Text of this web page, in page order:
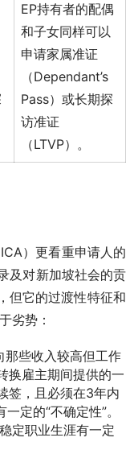
EP持有者的配偶
和子女同样可以
申请家属准证
（Dependant’s
Pass）或长期探
访准证
（LTVP）。
）更看重申请人的
及对新加坡社会的贡
但它的过渡性特征和
劣势：
那些收入较高但工作
换雇主期间提供的一
签，且必须在3年内
定的“不确定性”。
定职业生涯有一定